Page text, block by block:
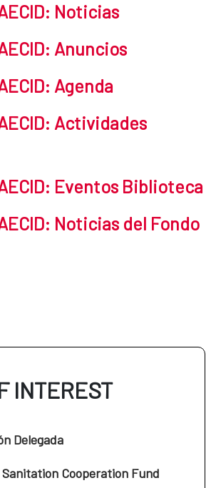
Noticias
Anuncios
Agenda
Actividades
Eventos Biblioteca
Noticias del Fondo
INTEREST
Delegada
Cooperation Fund